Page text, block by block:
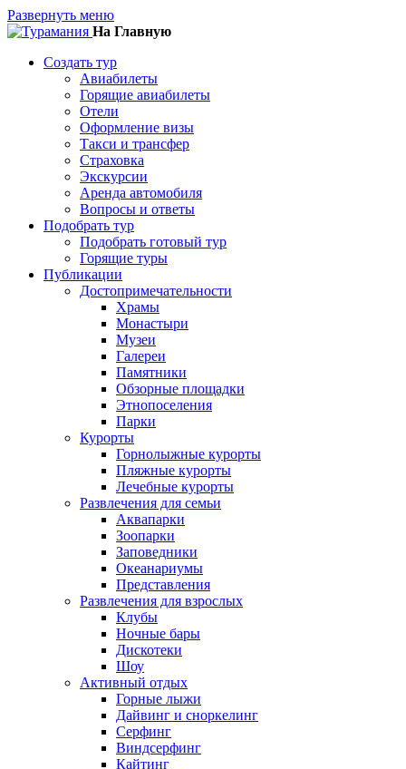
Развернуть меню
На Главную
Создать тур
Авиабилеты
Горящие авиабилеты
Отели
Оформление визы
Такси и трансфер
Страховка
Экскурсии
Аренда автомобиля
Вопросы и ответы
Подобрать тур
Подобрать готовый тур
Горящие туры
Публикации
Достопримечательности
Храмы
Монастыри
Музеи
Галереи
Памятники
Обзорные площадки
Этнопоселения
Парки
Курорты
Горнолыжные курорты
Пляжные курорты
Лечебные курорты
Развлечения для семьи
Аквапарки
Зоопарки
Заповедники
Океанариумы
Представления
Развлечения для взрослых
Клубы
Ночные бары
Дискотеки
Шоу
Активный отдых
Горные лыжи
Дайвинг и сноркелинг
Серфинг
Виндсерфинг
Кайтинг